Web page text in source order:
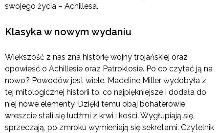
swojego życia – Achillesa.
Klasyka w nowym wydaniu
Większość z nas zna historię wojny trojańskiej oraz
opowieść o Achillesie oraz Patroklosie. Po co czytać ją na
nowo? Powodów jest wiele. Madeline Miller wydobyła z
tej mitologicznej historii to, co najpiękniejsze i dodała do
niej nowe elementy. Dzięki temu obaj bohaterowie
wreszcie stali się ludźmi z krwi i kości. Wygłupiają się,
sprzeczają, po zmroku wymieniają się sekretami. Czytelnik